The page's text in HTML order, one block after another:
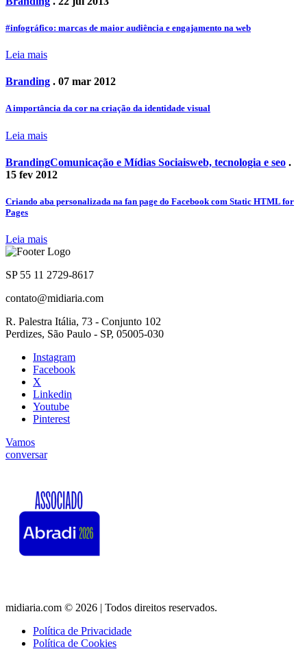
#infográfico: marcas de maior audiência e engajamento na web
Leia mais
Branding . 07 mar 2012
A importância da cor na criação da identidade visual
Leia mais
BrandingComunicação e Mídias Sociaisweb, tecnologia e seo .
15 fev 2012
Criando aba personalizada na fan page do Facebook com Static HTML for
Pages
Leia mais
SP 55 11 2729-8617
contato@midiaria.com
R. Palestra Itália, 73 - Conjunto 102
Perdizes, São Paulo - SP, 05005-030
Instagram
Facebook
X
Linkedin
Youtube
Pinterest
Vamos
conversar
midiaria.com © 2026 | Todos direitos reservados.
Política de Privacidade
Política de Cookies